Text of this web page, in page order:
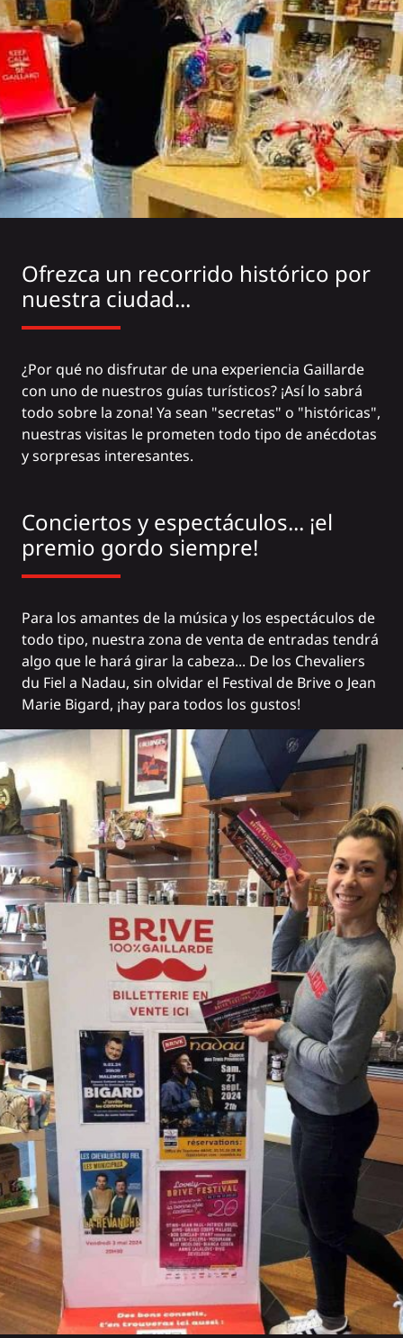
Ofrezca un recorrido histórico por
nuestra ciudad...
¿Por qué no disfrutar de una experiencia Gaillarde
con uno de nuestros guías turísticos? ¡Así lo sabrá
todo sobre la zona! Ya sean "secretas" o "históricas",
nuestras visitas le prometen todo tipo de anécdotas
y sorpresas interesantes.
Conciertos y espectáculos... ¡el
premio gordo siempre!
Para los amantes de la música y los espectáculos de
todo tipo, nuestra zona de venta de entradas tendrá
algo que le hará girar la cabeza... De los Chevaliers
du Fiel a Nadau, sin olvidar el Festival de Brive o Jean
Marie Bigard, ¡hay para todos los gustos!